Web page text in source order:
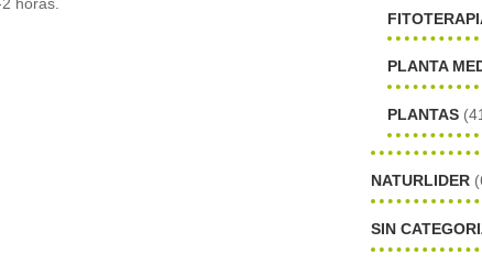
horas.
PLANTA
PLANTAS
NATURLIDER
SIN